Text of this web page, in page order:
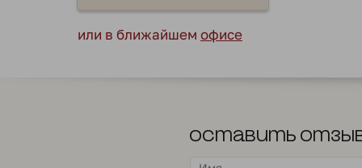
или в ближайшем офисе
Оставить